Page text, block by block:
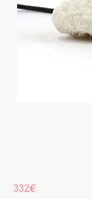
332€